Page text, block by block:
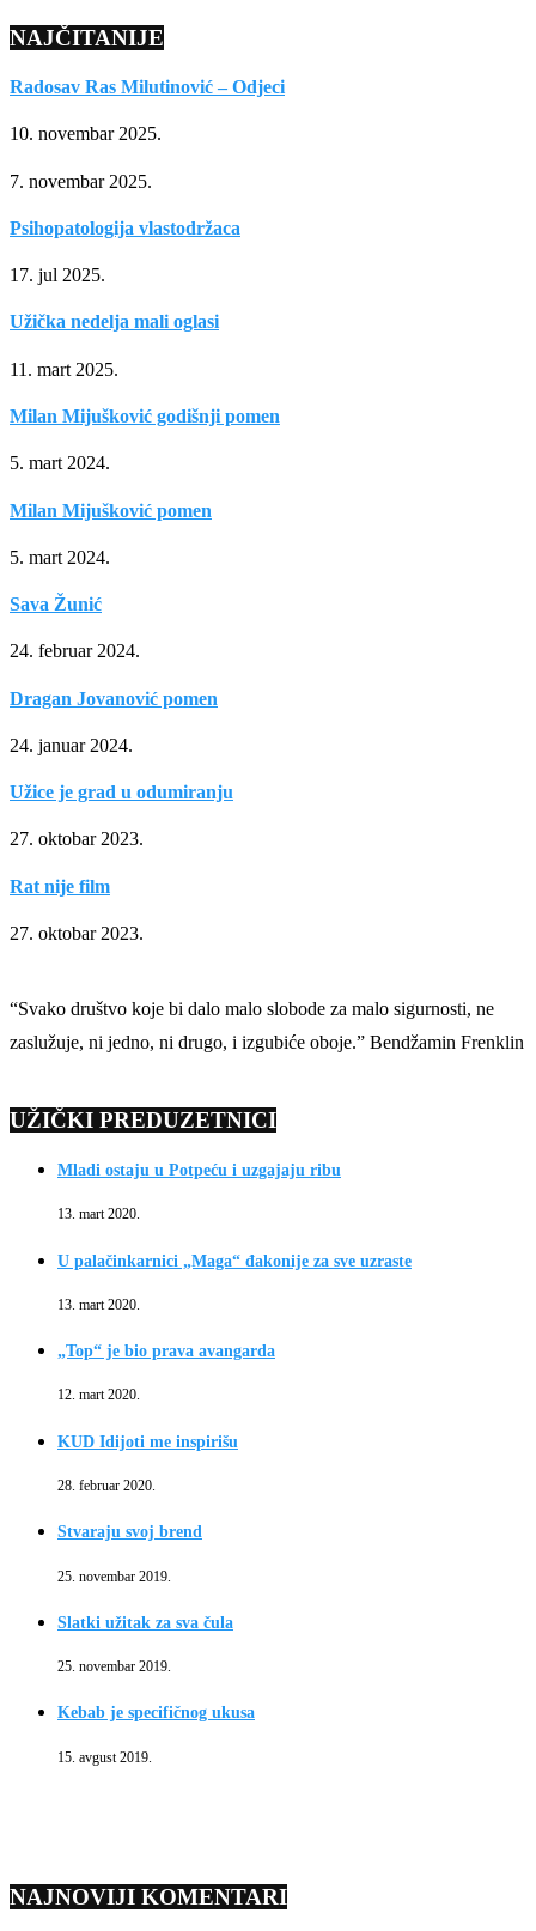
NAJČITANIJE
Radosav Ras Milutinović – Odjeci
10. novembar 2025.
7. novembar 2025.
Psihopatologija vlastodržaca
17. jul 2025.
Užička nedelja mali oglasi
11. mart 2025.
Milan Mijušković godišnji pomen
5. mart 2024.
Milan Mijušković pomen
5. mart 2024.
Sava Žunić
24. februar 2024.
Dragan Jovanović pomen
24. januar 2024.
Užice je grad u odumiranju
27. oktobar 2023.
Rat nije film
27. oktobar 2023.
“Svako društvo koje bi dalo malo slobode za malo sigurnosti, ne
zaslužuje, ni jedno, ni drugo, i izgubiće oboje.” Bendžamin Frenklin
UŽIČKI PREDUZETNICI
Mladi ostaju u Potpeću i uzgajaju ribu
13. mart 2020.
U palačinkarnici „Maga“ đakonije za sve uzraste
13. mart 2020.
„Top“ je bio prava avangarda
12. mart 2020.
KUD Idijoti me inspirišu
28. februar 2020.
Stvaraju svoj brend
25. novembar 2019.
Slatki užitak za sva čula
25. novembar 2019.
Kebab je specifičnog ukusa
15. avgust 2019.
NAJNOVIJI KOMENTARI